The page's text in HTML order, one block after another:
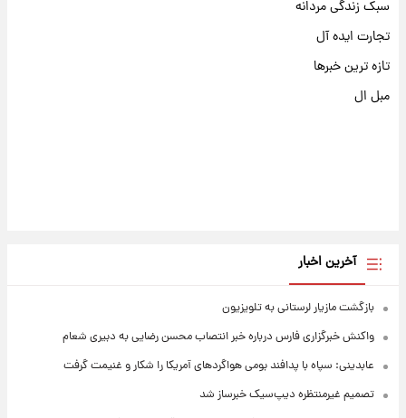
سبک زندگی مردانه
تجارت ایده آل
تازه ترین خبرها
مبل ال
آخرین اخبار
بازگشت مازیار لرستانی به تلویزیون
واکنش خبرگزاری فارس درباره خبر انتصاب محسن رضایی به دبیری شعام
عابدینی: سپاه با پدافند بومی هواگردهای آمریکا را شکار و غنیمت گرفت
تصمیم غیرمنتظره دیپ‌سیک خبرساز شد